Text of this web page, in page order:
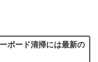
ボード清掃には最新の